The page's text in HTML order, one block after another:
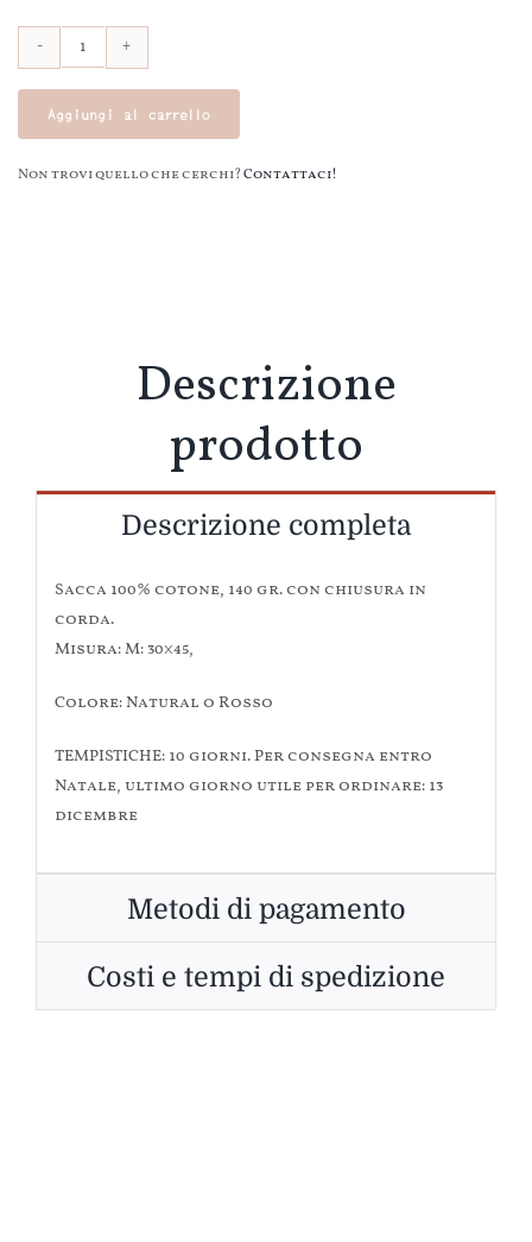
Natale
M
cm
Aggiungi al carrello
Non trovi quello che cerchi?Contattaci!
Descrizione
prodotto
Descrizione completa
Sacca 100% cotone, 140 gr. con chiusura in
corda.
Misura: M: 30×45,
Colore: Natural o Rosso
TEMPISTICHE: 10 giorni. Per consegna entro
Natale, ultimo giorno utile per ordinare: 13
dicembre
Metodi di pagamento
Costi e tempi di spedizione